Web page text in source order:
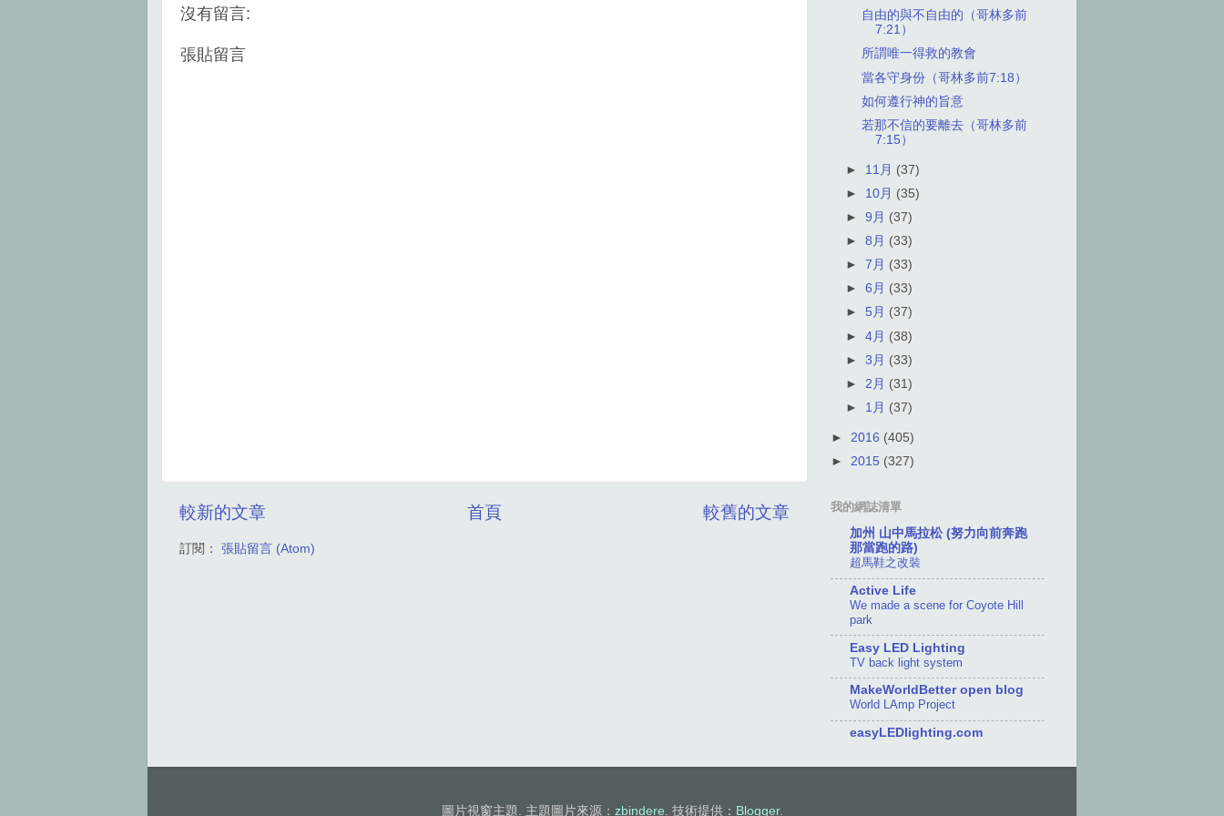
k
沒有留言:
張貼留言
較新的文章 較舊的文章
首頁
訂閱： 張貼留言 (Atom)
自由的與不自由的（哥林多前
7:21）
所謂唯一得救的教會
當各守身份（哥林多前7:18）
如何遵行神的旨意
若那不信的要離去（哥林多前
7:15）
► 11月 (37)
► 10月 (35)
►9月 (37)
►8月 (33)
►7月 (33)
►6月 (33)
► 5月 (37)
►4月 (38)
►3月 (33)
► 2月 (31)
► 1月 (37)
► 2016 (405)
► 2015 (327)
我的網誌清單
加州 山中馬拉松 (努力向前奔跑
那當跑的路)
超馬鞋之改裝
Active Life
We made a scene for Coyote Hill
park
Easy LED Lighting
TV back light system
MakeWorldBetter open blog
World LAmp Project
easyLEDlighting.com
圖片視窗主題. 主題圖片來源： zbindere . 技術提供： Blogger.